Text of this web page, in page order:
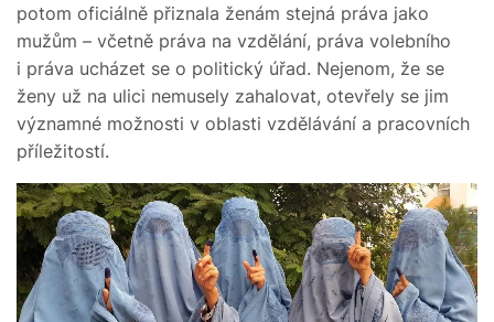
potom oficiálně přiznala ženám stejná práva jako
mužům – včetně práva na vzdělání, práva volebního
i práva ucházet se o politický úřad. Nejenom, že se
ženy už na ulici nemusely zahalovat, otevřely se jim
významné možnosti v oblasti vzdělávání a pracovních
příležitostí.